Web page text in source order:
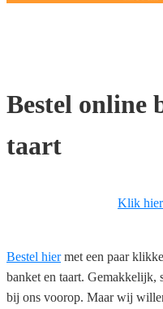
Bestel online
taart
Klik hier
Bestel hiermet een paar
banket en taart.
bij ons voorop. Maar wij